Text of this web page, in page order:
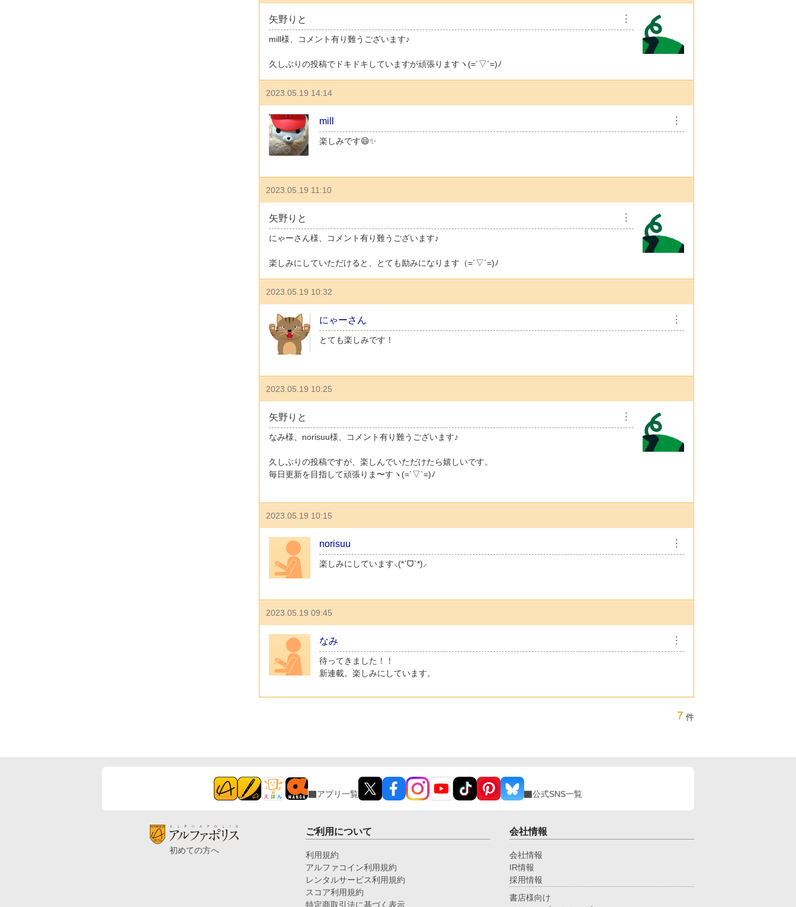
矢野りと ︙
mill様、コメント有り難うございます♪
久しぶりの投稿でドキドキしていますが頑張りますヽ(=´▽`=)ﾉ
2023.05.19 14:14
mill ︙
楽しみです😄✨
2023.05.19 11:10
矢野りと ︙
にゃーさん様、コメント有り難うございます♪
楽しみにしていただけると、とても励みになります（=´▽`=)ﾉ
2023.05.19 10:32
にゃーさん ︙
とても楽しみです！
2023.05.19 10:25
矢野りと ︙
なみ様、norisuu様、コメント有り難うございます♪
久しぶりの投稿ですが、楽しんでいただけたら嬉しいです。
毎日更新を目指して頑張りま〜すヽ(=´▽`=)ﾉ
2023.05.19 10:15
norisuu ︙
楽しみにしています⸜(*ˊᗜˋ*)⸝
2023.05.19 09:45
なみ ︙
待ってきました！！
新連載。楽しみにしています。
7 件
アプリ一覧 公式SNS一覧
初めての方へ
ご利用について
利用規約
アルファコイン利用規約
レンタルサービス利用規約
スコア利用規約
特定商取引法に基づく表示
会社情報
会社情報
IR情報
採用情報
書店様向け